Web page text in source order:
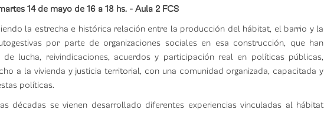
14 de mayo de 16 a 18 hs. - Aula 2 FCS
la estrecha e histórica relación entre la producción del hábitat, el barrio y la
por parte de organizaciones sociales en esa construcción, que han
de lucha, reivindicaciones, acuerdos y participación real en políticas públicas,
a la vivienda y justicia territorial, con una comunidad organizada, capacitada y
políticas.
décadas se vienen desarrollado diferentes experiencias vinculadas al hábitat